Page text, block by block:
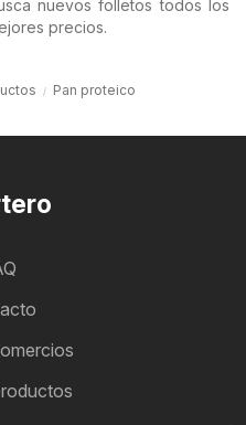
nuevos folletos todos los
precios.
Pan proteico